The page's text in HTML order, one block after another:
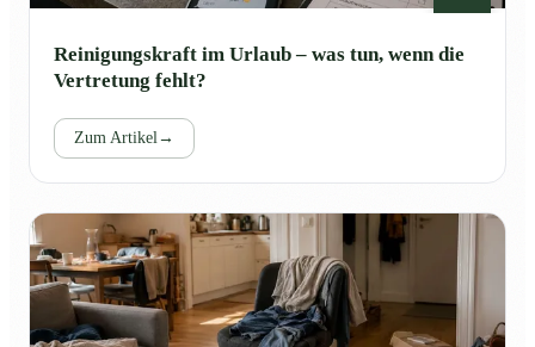
Reinigungskraft im Urlaub – was tun, wenn die
Vertretung fehlt?
Zum Artikel→